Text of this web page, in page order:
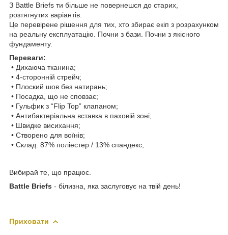
З Battle Briefs ти більше не повернешся до старих,
розтягнутих варіантів.
Це перевірене рішення для тих, хто збирає екіп з розрахунком
на реальну експлуатацію. Почни з бази. Почни з якісного
фундаменту.
Переваги:
• Дихаюча тканина;
• 4-сторонній стрейч;
• Плоский шов без натирань;
• Посадка, що не сповзає;
• Гульфик з “Flip Top” клапаном;
• Антибактеріальна вставка в паховій зоні;
• Швидке висихання;
• Створено для воїнів;
• Склад: 87% поліестер / 13% спандекс;
Вибирай те, що працює.
Battle Briefs - білизна, яка заслуговує на твій день!
Приховати